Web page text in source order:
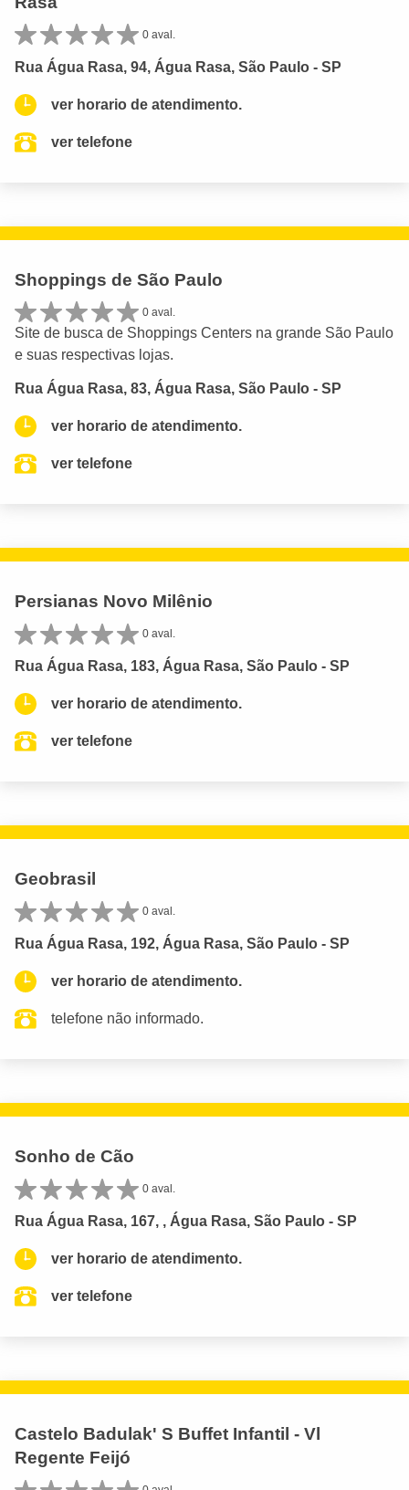
0 aval.
Rua Água Rasa, 94, Água Rasa, São Paulo - SP
ver horario de atendimento.
ver telefone
Shoppings de São Paulo
0 aval.
Site de busca de Shoppings Centers na grande São Paulo
e suas respectivas lojas.
Rua Água Rasa, 83, Água Rasa, São Paulo - SP
ver horario de atendimento.
ver telefone
Persianas Novo Milênio
0 aval.
Rua Água Rasa, 183, Água Rasa, São Paulo - SP
ver horario de atendimento.
ver telefone
Geobrasil
0 aval.
Rua Água Rasa, 192, Água Rasa, São Paulo - SP
ver horario de atendimento.
telefone não informado.
Sonho de Cão
0 aval.
Rua Água Rasa, 167, , Água Rasa, São Paulo - SP
ver horario de atendimento.
ver telefone
Castelo Badulak' S Buffet Infantil - Vl
Regente Feijó